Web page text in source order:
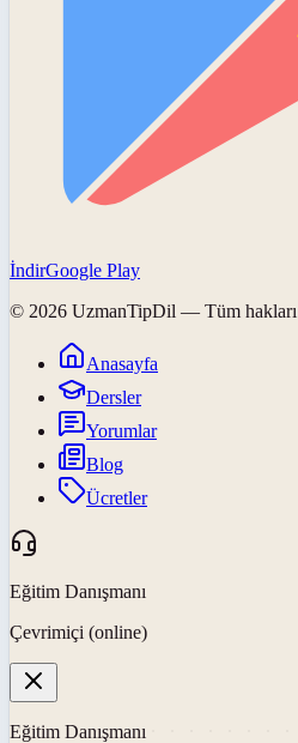
İndirGoogle Play
© 2026 UzmanTipDil — Tüm hakları
Anasayfa
Dersler
Yorumlar
Blog
Ücretler
Eğitim Danışmanı
Çevrimiçi (online)
Eğitim Danışmanı